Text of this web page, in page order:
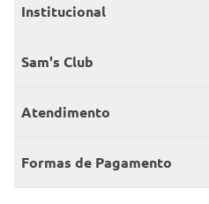
Institucional
Quem somos
Encontre um Clube
Sam's Club
Seja sócio
Member’s Mark
Atendimento
Fale conosco
Atendimento em libras
Formas de Pagamento